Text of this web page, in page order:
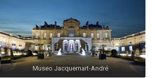
Museo Jacquemart-André